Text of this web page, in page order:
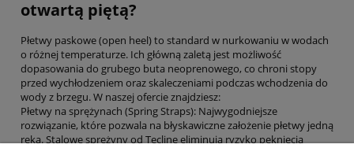
otwartą piętą?
Płetwy paskowe (open heel) to standard w nurkowaniu w wodach
o różnej temperaturze. Ich główną zaletą jest możliwość
dopasowania do grubego buta neoprenowego, co chroni stopy
przed wychłodzeniem oraz skaleczeniami podczas wchodzenia do
wody z brzegu. W naszej ofercie znajdziesz:
Płetwy na sprężynach (Spring Straps): Najwygodniejsze
rozwiązanie, które pozwala na błyskawiczne założenie płetwy jedną
ręką. Stalowe sprężyny od Tecline eliminują ryzyko pęknięcia